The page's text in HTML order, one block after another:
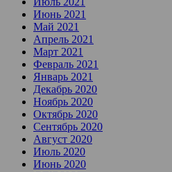
Июнь 2021
Май 2021
Апрель 2021
Март 2021
Февраль 2021
Январь 2021
Декабрь 2020
Ноябрь 2020
Октябрь 2020
Сентябрь 2020
Август 2020
Июль 2020
Июнь 2020